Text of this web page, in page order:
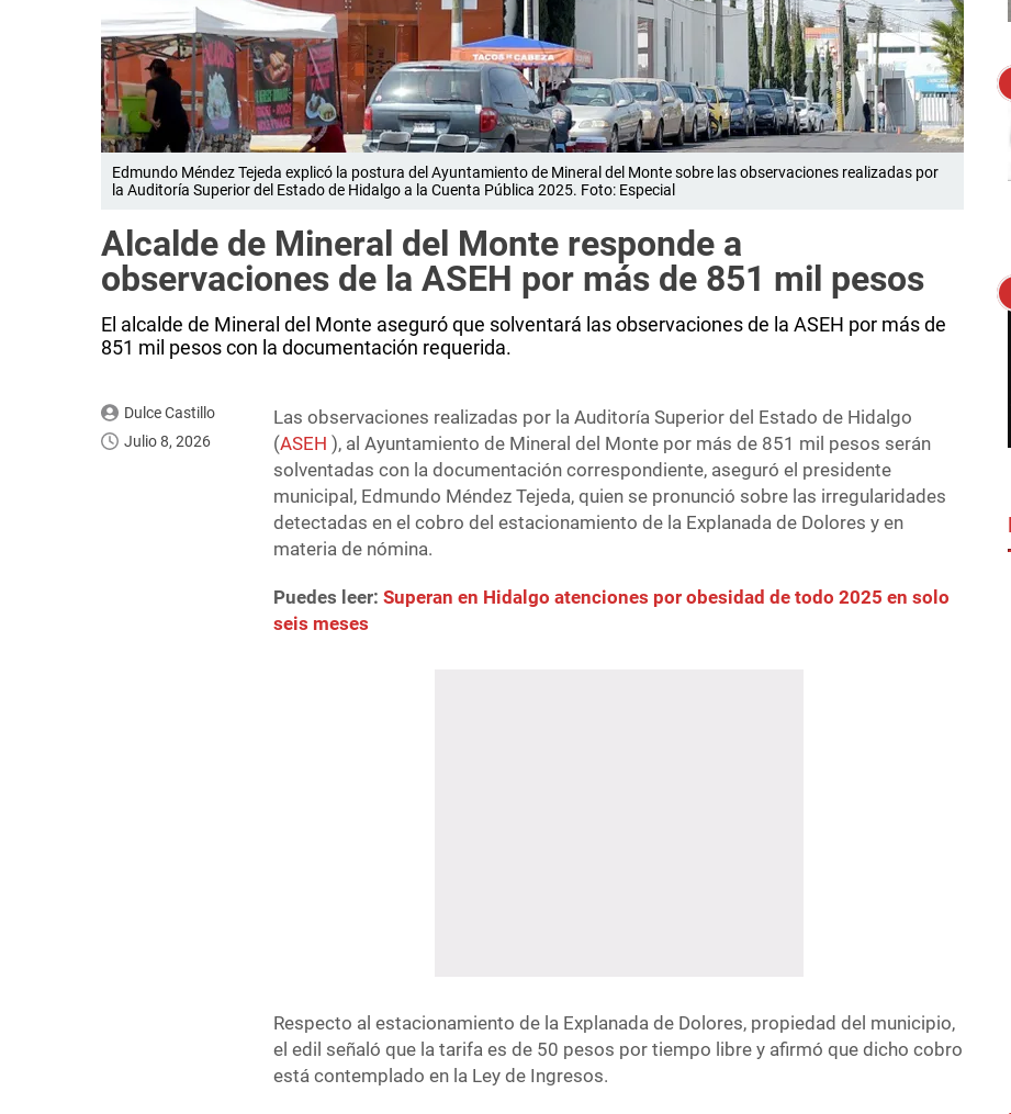
Edmundo Méndez Tejeda explicó la postura del Ayuntamiento de Mineral del Monte sobre las observaciones realizadas por
la Auditoría Superior del Estado de Hidalgo a la Cuenta Pública 2025. Foto: Especial
Alcalde de Mineral del Monte responde a
observaciones de la ASEH por más de 851 mil pesos
El alcalde de Mineral del Monte aseguró que solventará las observaciones de la ASEH por más de
851 mil pesos con la documentación requerida.
Dulce Castillo
Julio 8, 2026
Las observaciones realizadas por la Auditoría Superior del Estado de Hidalgo
(ASEH), al Ayuntamiento de Mineral del Monte por más de 851 mil pesos serán
solventadas con la documentación correspondiente, aseguró el presidente
municipal, Edmundo Méndez Tejeda, quien se pronunció sobre las irregularidades
detectadas en el cobro del estacionamiento de la Explanada de Dolores y en
materia de nómina.
Puedes leer:Superan en Hidalgo atenciones por obesidad de todo 2025 en solo
seis meses
Respecto al estacionamiento de la Explanada de Dolores, propiedad del municipio,
el edil señaló que la tarifa es de 50 pesos por tiempo libre y afirmó que dicho cobro
está contemplado en la Ley de Ingresos.